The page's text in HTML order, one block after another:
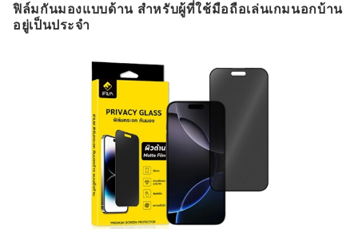
ฟิล์มกันมองแบบด้าน สำหรับผู้ที่ใช้มือถือเล่นเกมนอกบ้าน
อยู่เป็นประจำ